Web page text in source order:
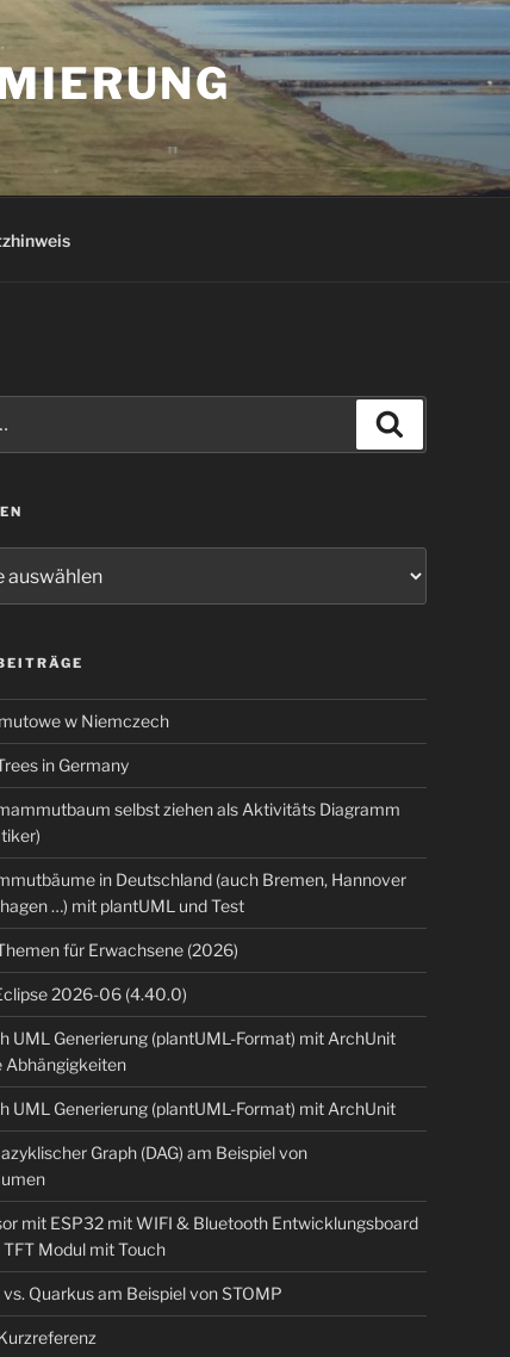
w Niemczech
in Germany
selbst ziehen als Aktivitäts Diagramm
in Deutschland (auch Bremen, Hannover
…) mit plantUML und Test
für Erwachsene (2026)
2026-06 (4.40.0)
UML Generierung (plantUML-Format) mit ArchUnit
Abhängigkeiten
UML Generierung (plantUML-Format) mit ArchUnit
Graph (DAG) am Beispiel von
mit ESP32 mit WIFI & Bluetooth Entwicklungsboard
TFT Modul mit Touch
Quarkus am Beispiel von STOMP